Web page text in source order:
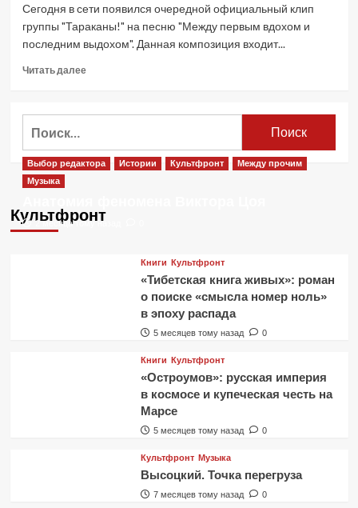
Сегодня в сети появился очередной официальный клип
группы "Тараканы!" на песню "Между первым вдохом и
последним выдохом". Данная композиция входит...
Читать далееПрочитать
Группа
клип.
Премьера
Культфронт
Выбор редактора Истории Культфронт
Между прочим
Музыка
2 месяца тому назад
Книги Культфронт
«Тибетская книга живых»: роман
о поиске «смысла номер ноль»
в эпоху распада
5 месяцев тому назад 0
Книги Культфронт
«Остроумов»: русская империя
в космосе и купеческая честь на
Марсе
5 месяцев тому назад 0
Культфронт Музыка
Высоцкий. Точка перегруза
7 месяцев тому назад 0